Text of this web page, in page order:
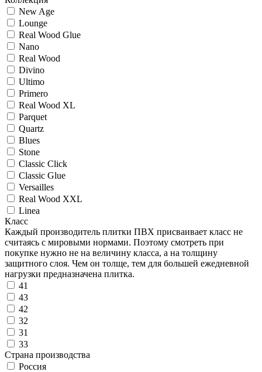
New Age
Lounge
Real Wood Glue
Nano
Real Wood
Divino
Ultimo
Primero
Real Wood XL
Parquet
Quartz
Blues
Stоne
Classic Click
Classic Glue
Versailles
Real Wood XXL
Linea
Класс
Каждый производитель плитки ПВХ присваивает класс не
считаясь с мировыми нормами. Поэтому смотреть при
покупке нужно не на величину класса, а на толщину
защитного слоя. Чем он толще, тем для большей ежедневной
нагрузки предназначена плитка.
41
43
42
32
31
33
Страна производства
Россия